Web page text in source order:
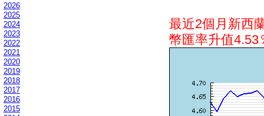
2026
2025
2024
2023
2022
2021
2020
2019
2018
2017
2016
2015
最近2個月新西
幣匯率升值4.53